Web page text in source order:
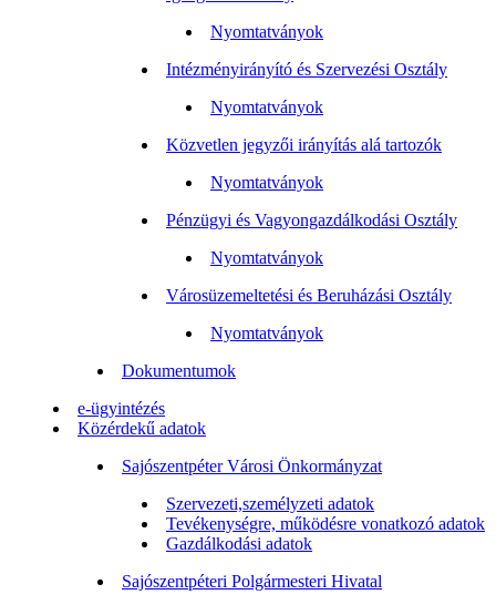
Nyomtatványok
Intézményirányító és Szervezési Osztály
Nyomtatványok
Közvetlen jegyzői irányítás alá tartozók
Nyomtatványok
Pénzügyi és Vagyongazdálkodási Osztály
Nyomtatványok
Városüzemeltetési és Beruházási Osztály
Nyomtatványok
Dokumentumok
e-ügyintézés
Közérdekű adatok
Sajószentpéter Városi Önkormányzat
Szervezeti,személyzeti adatok
Tevékenységre, működésre vonatkozó adatok
Gazdálkodási adatok
Sajószentpéteri Polgármesteri Hivatal